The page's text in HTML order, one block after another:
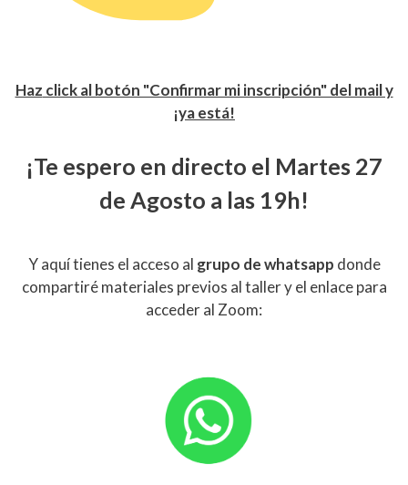
Haz click al botón "Confirmar mi inscripción" del mail y
¡ya está!
¡Te espero en directo el Martes 27
de Agosto a las 19h!
Y aquí tienes el acceso al grupo de whatsapp donde
compartiré materiales previos al taller y el enlace para
acceder al Zoom: